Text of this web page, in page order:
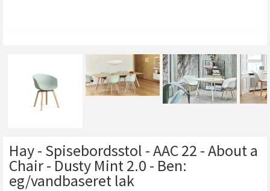
Hay - Spisebordsstol - AAC 22 - About a
Chair - Dusty Mint 2.0 - Ben:
eg/vandbaseret lak